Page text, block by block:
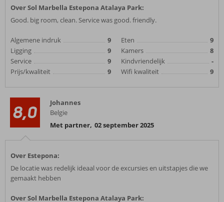
Over Sol Marbella Estepona Atalaya Park:
Good. big room, clean. Service was good. friendly.
Algemene indruk
9
Ligging
9
Service
9
Prijs/kwaliteit
9
Eten
9
Kamers
8
Kindvriendelijk
-
Wifi kwaliteit
9
8,0
Johannes
Belgie
Met partner, 02 september 2025
Over Estepona:
De locatie was redelijk ideaal voor de excursies en uitstapjes die we
gemaakt hebben
Over Sol Marbella Estepona Atalaya Park: